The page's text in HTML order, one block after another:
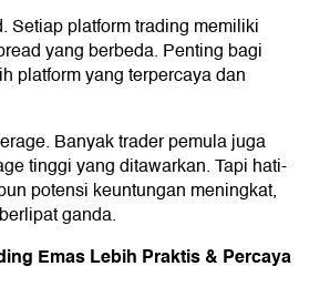
Setiap platform trading memiliki
yang berbeda. Penting bagi
platform yang terpercaya dan
Banyak trader pemula juga
tinggi yang ditawarkan. Tapi hati-
potensi keuntungan meningkat,
ganda.
Emas Lebih Praktis & Percaya